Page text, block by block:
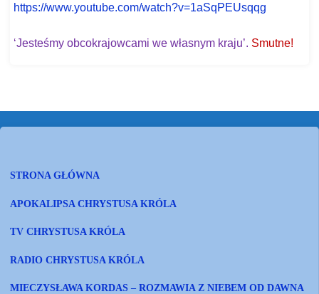
https://www.youtube.com/watch?v=1aSqPEUsqqg
‘Jesteśmy obcokrajowcami we własnym kraju’. Smutne!
STRONA GŁÓWNA
APOKALIPSA CHRYSTUSA KRÓLA
TV CHRYSTUSA KRÓLA
RADIO CHRYSTUSA KRÓLA
MIECZYSŁAWA KORDAS – ROZMAWIA Z NIEBEM OD DAWNA